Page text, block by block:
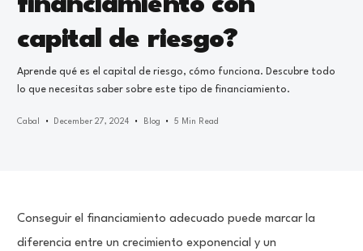
financiamiento con
capital de riesgo?
Aprende qué es el capital de riesgo, cómo funciona. Descubre todo
lo que necesitas saber sobre este tipo de financiamiento.
Cabal December 27, 2024 Blog 5 Min Read
Conseguir el financiamiento adecuado puede marcar la
diferencia entre un crecimiento exponencial y un